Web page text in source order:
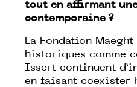
tout en affirmant
contemporaine ?
La Fondation
historiques comme
Issert continuent
en faisant coexister